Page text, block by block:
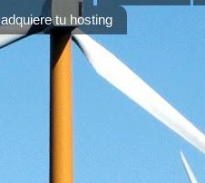
adquiere tu hosting